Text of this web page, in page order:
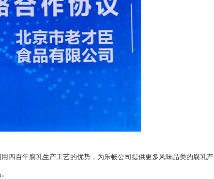
四百年腐乳生产工艺的优势，为乐畅公司提供更多风味品类的腐乳产